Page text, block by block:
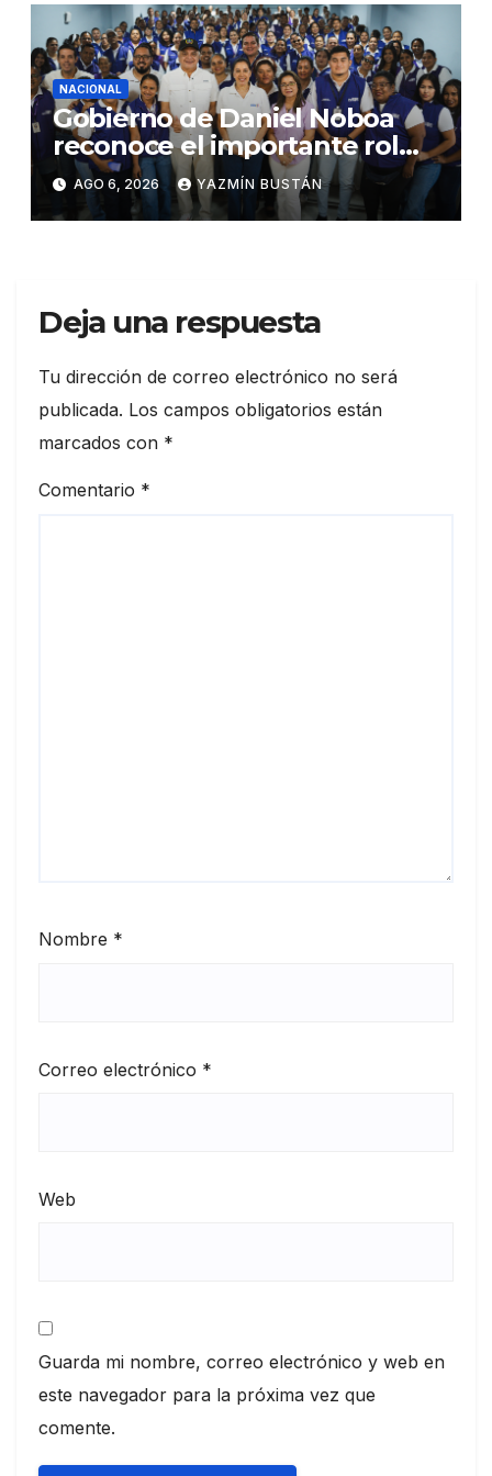
NACIONAL
Gobierno de Daniel Noboa
reconoce el importante rol
que cumplen educadoras del
servicio Creciendo con
Nuestros Hijos en beneficio
AGO 6, 2026 YAZMÍN BUSTÁN
Deja una respuesta
Tu dirección de correo electrónico no será
publicada. Los campos obligatorios están
marcados con *
Comentario *
Nombre *
Correo electrónico *
Web
Guarda mi nombre, correo electrónico y web en
este navegador para la próxima vez que
comente.